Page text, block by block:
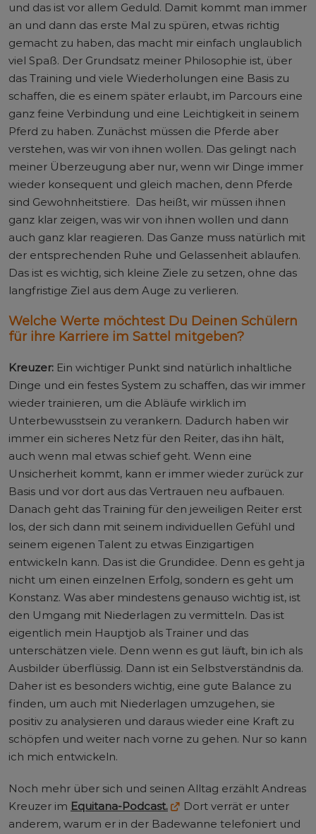
und das ist vor allem Geduld. Damit kommt man immer
an und dann das erste Mal zu spüren, etwas richtig
gemacht zu haben, das macht mir einfach unglaublich
viel Spaß. Der Grundsatz meiner Philosophie ist, über
das Training und viele Wiederholungen eine Basis zu
schaffen, die es einem später erlaubt, im Parcours eine
ganz feine Verbindung und eine Leichtigkeit in seinem
Pferd zu haben. Zunächst müssen die Pferde aber
verstehen, was wir von ihnen wollen. Das gelingt nach
meiner Überzeugung aber nur, wenn wir Dinge immer
wieder konsequent und gleich machen, denn Pferde
sind Gewohnheitstiere. Das heißt, wir müssen ihnen
ganz klar zeigen, was wir von ihnen wollen und dann
auch ganz klar reagieren. Das Ganze muss natürlich mit
der entsprechenden Ruhe und Gelassenheit ablaufen.
Das ist es wichtig, sich kleine Ziele zu setzen, ohne das
langfristige Ziel aus dem Auge zu verlieren.
Welche Werte möchtest Du Deinen Schülern
für ihre Karriere im Sattel mitgeben?
Kreuzer: Ein wichtiger Punkt sind natürlich inhaltliche
Dinge und ein festes System zu schaffen, das wir immer
wieder trainieren, um die Abläufe wirklich im
Unterbewusstsein zu verankern. Dadurch haben wir
immer ein sicheres Netz für den Reiter, das ihn hält,
auch wenn mal etwas schief geht. Wenn eine
Unsicherheit kommt, kann er immer wieder zurück zur
Basis und vor dort aus das Vertrauen neu aufbauen.
Danach geht das Training für den jeweiligen Reiter erst
los, der sich dann mit seinem individuellen Gefühl und
seinem eigenen Talent zu etwas Einzigartigen
entwickeln kann. Das ist die Grundidee. Denn es geht ja
nicht um einen einzelnen Erfolg, sondern es geht um
Konstanz. Was aber mindestens genauso wichtig ist, ist
den Umgang mit Niederlagen zu vermitteln. Das ist
eigentlich mein Hauptjob als Trainer und das
unterschätzen viele. Denn wenn es gut läuft, bin ich als
Ausbilder überflüssig. Dann ist ein Selbstverständnis da.
Daher ist es besonders wichtig, eine gute Balance zu
finden, um auch mit Niederlagen umzugehen, sie
positiv zu analysieren und daraus wieder eine Kraft zu
schöpfen und weiter nach vorne zu gehen. Nur so kann
ich mich entwickeln.
Noch mehr über sich und seinen Alltag erzählt Andreas
Kreuzer im Equitana-Podcast.
Dort verrät er unter
anderem, warum er in der Badewanne telefoniert und